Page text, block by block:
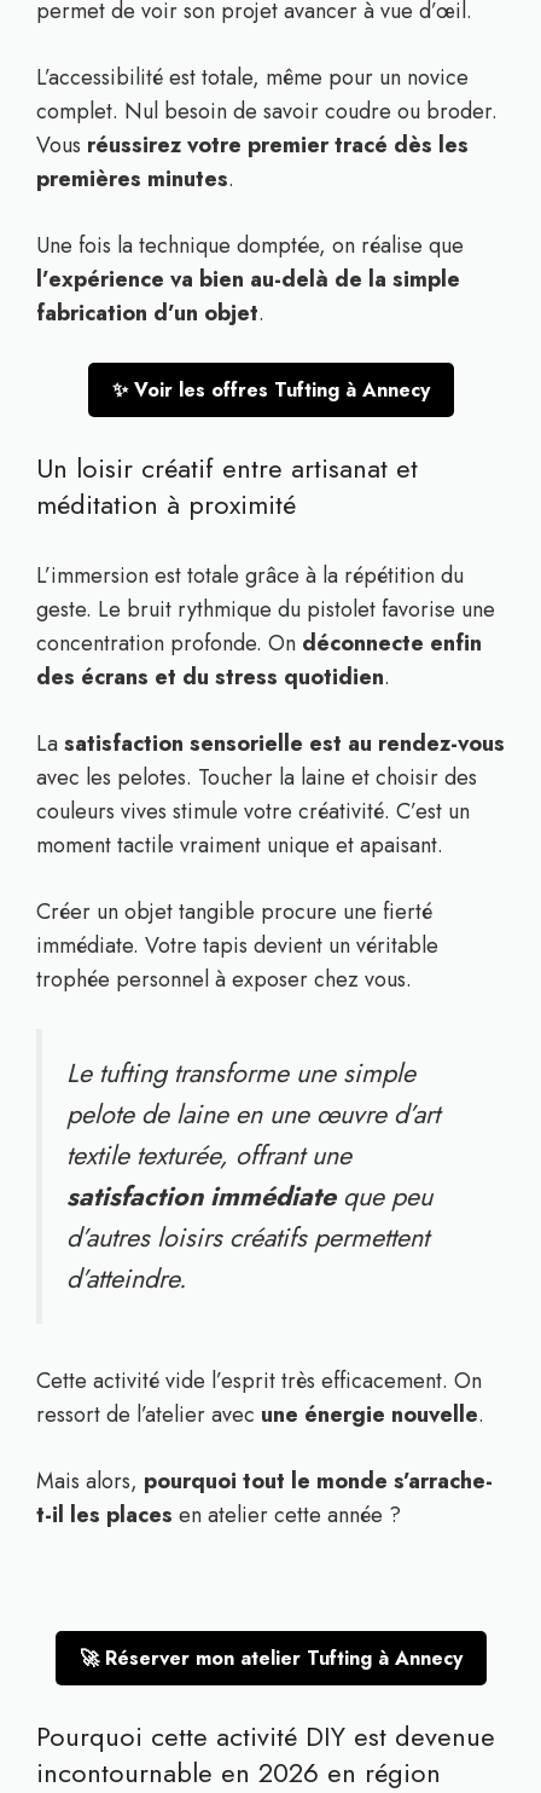
permet de voir son projet avancer à vue d’œil.
L’accessibilité est totale, même pour un novice
complet. Nul besoin de savoir coudre ou broder.
Vous réussirez votre premier tracé dès les
premières minutes.
Une fois la technique domptée, on réalise que
l’expérience va bien au-delà de la simple
fabrication d’un objet.
✨ Voir les offres Tufting à Annecy
Un loisir créatif entre artisanat et
méditation à proximité
L’immersion est totale grâce à la répétition du
geste. Le bruit rythmique du pistolet favorise une
concentration profonde. On déconnecte enfin
des écrans et du stress quotidien.
Lasatisfaction sensorielle est au rendez-vous
avec les pelotes. Toucher la laine et choisir des
couleurs vives stimule votre créativité. C’est un
moment tactile vraiment unique et apaisant.
Créer un objet tangible procure une fierté
immédiate. Votre tapis devient un véritable
trophée personnel à exposer chez vous.
Le tufting transforme une simple
pelote de laine en une œuvre d’art
textile texturée, offrant une
satisfaction immédiateque peu
d’autres loisirs créatifs permettent
d’atteindre.
Cette activité vide l’esprit très efficacement. On
ressort de l’atelier avec une énergie nouvelle.
Mais alors, pourquoi tout le monde s’arrache-
t-il les places en atelier cette année ?
🚀 Réserver mon atelier Tufting à Annecy
Pourquoi cette activité DIY est devenue
incontournable en 2026 en région